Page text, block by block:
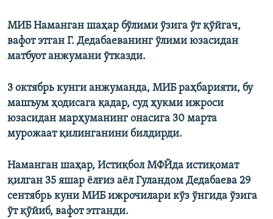
МИБ Наманган шаҳар бўлими ўзига ўт қўйгач,
вафот этган Г. Дедабаеванинг ўлими юзасидан
матбуот анжумани ўтказди.
3 октябрь кунги анжуманда, МИБ раҳбарияти, бу
машъум ҳодисага қадар, суд ҳукми ижроси
юзасидан марҳуманинг онасига 30 марта
мурожаат қилинганини билдирди.
Наманган шаҳар, Истиқбол МФЙда истиқомат
қилган 35 яшар ёлғиз аёл Гуландом Дедабаева 29
сентябрь куни МИБ ижрочилари кўз ўнгида ўзига
ўт қўйиб, вафот этганди.